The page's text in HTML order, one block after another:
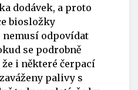
dodávek, a proto
biosložky
odpovídat
se podrobně
i některé čerpací
palivy s